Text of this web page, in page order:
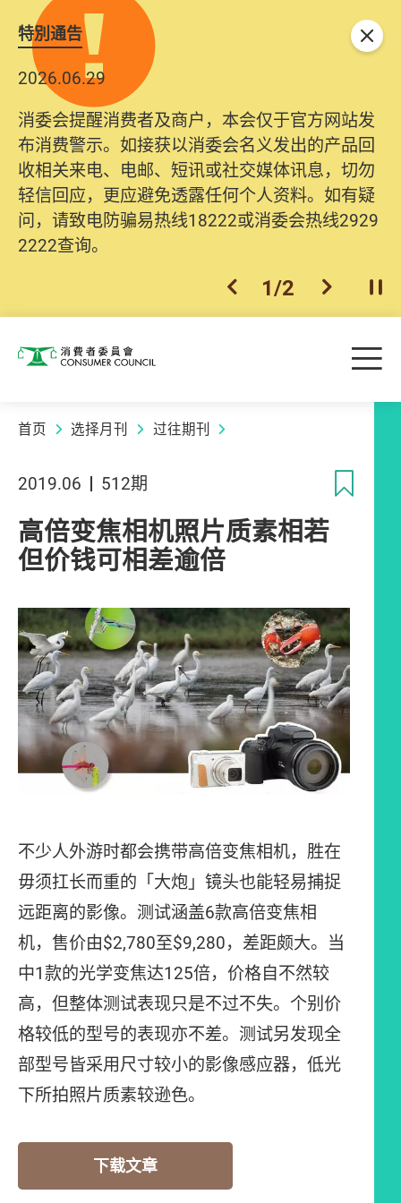
特別通告
2026.06.29
消委会提醒消费者及商户，本会仅于官方网站发
布消费警示。如接获以消委会名义发出的产品回
收相关来电、电邮、短讯或社交媒体讯息，切勿
轻信回应，更应避免透露任何个人资料。如有疑
问，请致电防骗易热线18222或消委会热线2929
2222查询。
上一个
1/2 下一个开
关闭
消费者委员会 目
首页 选择月刊 过往期刊
2019.06 512期
高倍变焦相机照片质素相若
但价钱可相差逾倍
不少人外游时都会携带高倍变焦相机，胜在
毋须扛长而重的「大炮」镜头也能轻易捕捉
远距离的影像。测试涵盖6款高倍变焦相
机，售价由$2,780至$9,280，差距颇大。当
中1款的光学变焦达125倍，价格自不然较
高，但整体测试表现只是不过不失。个别价
格较低的型号的表现亦不差。测试另发现全
部型号皆采用尺寸较小的影像感应器，低光
下所拍照片质素较逊色。
下载文章